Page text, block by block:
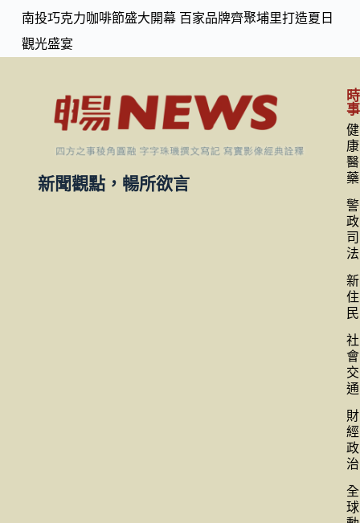
南投巧克力咖啡節盛大開幕 百家品牌齊聚埔里打造夏日
觀光盛宴
新聞觀點，暢所欲言
時
事
健
康
醫
藥
警
政
司
法
新
住
民
社
會
交
通
財
經
政
治
全
球